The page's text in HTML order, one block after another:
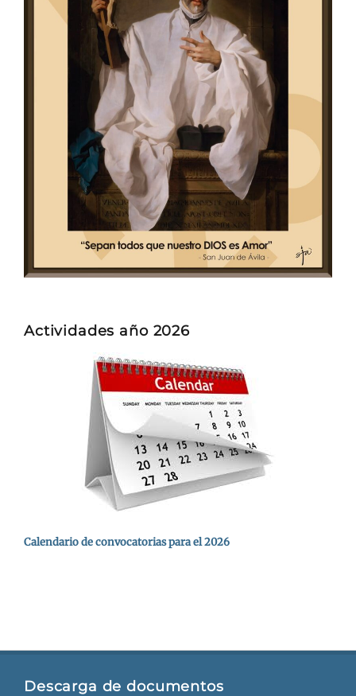
Actividades año 2026
Calendario de convocatorias para el 2026
Descarga de documentos